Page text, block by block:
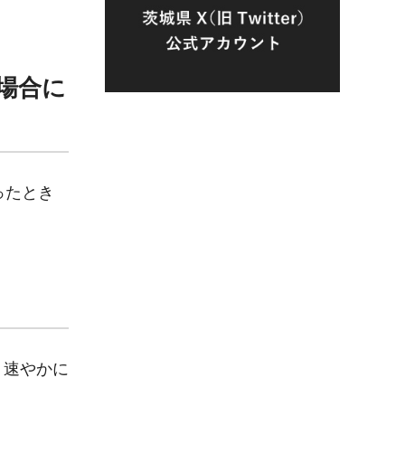
合に
とき
やかに